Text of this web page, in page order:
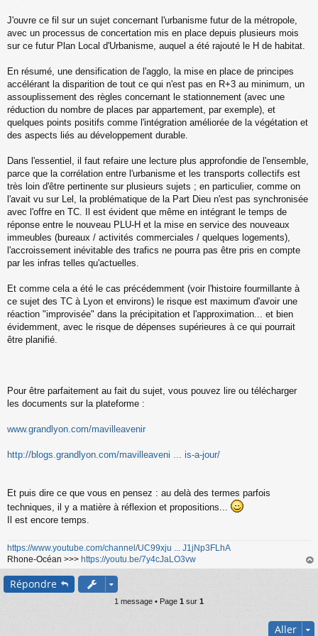
s
g
e
o
n
u
J'ouvre ce fil sur un sujet concernant l'urbanisme futur de la métropole,
avec un processus de concertation mis en place depuis plusieurs mois
sur ce futur Plan Local d'Urbanisme, auquel a été rajouté le H de habitat.
En résumé, une densification de l'agglo, la mise en place de principes
accélérant la disparition de tout ce qui n'est pas en R+3 au minimum, un
assouplissement des règles concernant le stationnement (avec une
réduction du nombre de places par appartement, par exemple), et
quelques points positifs comme l'intégration améliorée de la végétation et
des aspects liés au développement durable.
Dans l'essentiel, il faut refaire une lecture plus approfondie de l'ensemble,
parce que la corrélation entre l'urbanisme et les transports collectifs est
très loin d'être pertinente sur plusieurs sujets ; en particulier, comme on
l'avait vu sur Lel, la problématique de la Part Dieu n'est pas synchronisée
avec l'offre en TC. Il est évident que même en intégrant le temps de
réponse entre le nouveau PLU-H et la mise en service des nouveaux
immeubles (bureaux / activités commerciales / quelques logements),
l'accroissement inévitable des trafics ne pourra pas être pris en compte
par les infras telles qu'actuelles.
Et comme cela a été le cas précédemment (voir l'histoire fourmillante à
ce sujet des TC à Lyon et environs) le risque est maximum d'avoir une
réaction "improvisée" dans la précipitation et l'approximation... et bien
évidemment, avec le risque de dépenses supérieures à ce qui pourrait
être planifié.
Pour être parfaitement au fait du sujet, vous pouvez lire ou télécharger
les documents sur la plateforme :
www.grandlyon.com/mavilleavenir
http://blogs.grandlyon.com/mavilleaveni ... is-a-jour/
Et puis dire ce que vous en pensez : au delà des termes parfois
techniques, il y a matière à réflexion et propositions...
Il est encore temps.
https://www.youtube.com/channel/UC99xju ... J1jNp3FLhA
Rhone-Océan >>> https://youtu.be/7y4cJaLO3vw
au
Répondre
1 message • Page 1 sur 1
Aller